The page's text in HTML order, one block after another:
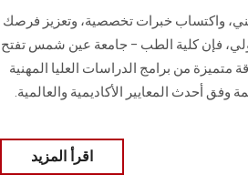
الان
واكتساب خبرات تخصصية، وتعزيز فرصك
فإن كلية الطب – جامعة عين شمس تفتح
متميزة من برامج الدراسات العليا المهنية
أحدث المعايير الأكاديمية والعالمية.
اقرأ المزيد